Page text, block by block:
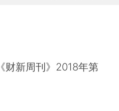
财新周刊》2018年第